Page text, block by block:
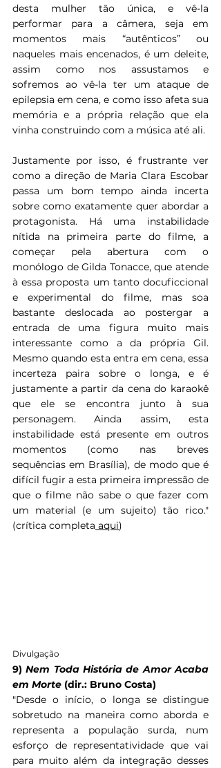
desta mulher tão única, e vê-la
performar para a câmera, seja em
momentos mais “autênticos” ou
naqueles mais encenados, é um deleite,
assim como nos assustamos e
sofremos ao vê-la ter um ataque de
epilepsia em cena, e como isso afeta sua
memória e a própria relação que ela
vinha construindo com a música até ali.
Justamente por isso, é frustrante ver
como a direção de Maria Clara Escobar
passa um bom tempo ainda incerta
sobre como exatamente quer abordar a
protagonista. Há uma instabilidade
nítida na primeira parte do filme, a
começar pela abertura com o
monólogo de Gilda Tonacce, que atende
à essa proposta um tanto docuficcional
e experimental do filme, mas soa
bastante deslocada ao postergar a
entrada de uma figura muito mais
interessante como a da própria Gil.
Mesmo quando esta entra em cena, essa
incerteza paira sobre o longa, e é
justamente a partir da cena do karaokê
que ele se encontra junto à sua
personagem. Ainda assim, esta
instabilidade está presente em outros
momentos (como nas breves
sequências em Brasília), de modo que é
difícil fugir a esta primeira impressão de
que o filme não sabe o que fazer com
um material (e um sujeito) tão rico."
(crítica completa aqui)
Divulgação
9) Nem Toda História de Amor Acaba
em Morte (dir.: Bruno Costa)
"Desde o início, o longa se distingue
sobretudo na maneira como aborda e
representa a população surda, num
esforço de representatividade que vai
para muito além da integração desses